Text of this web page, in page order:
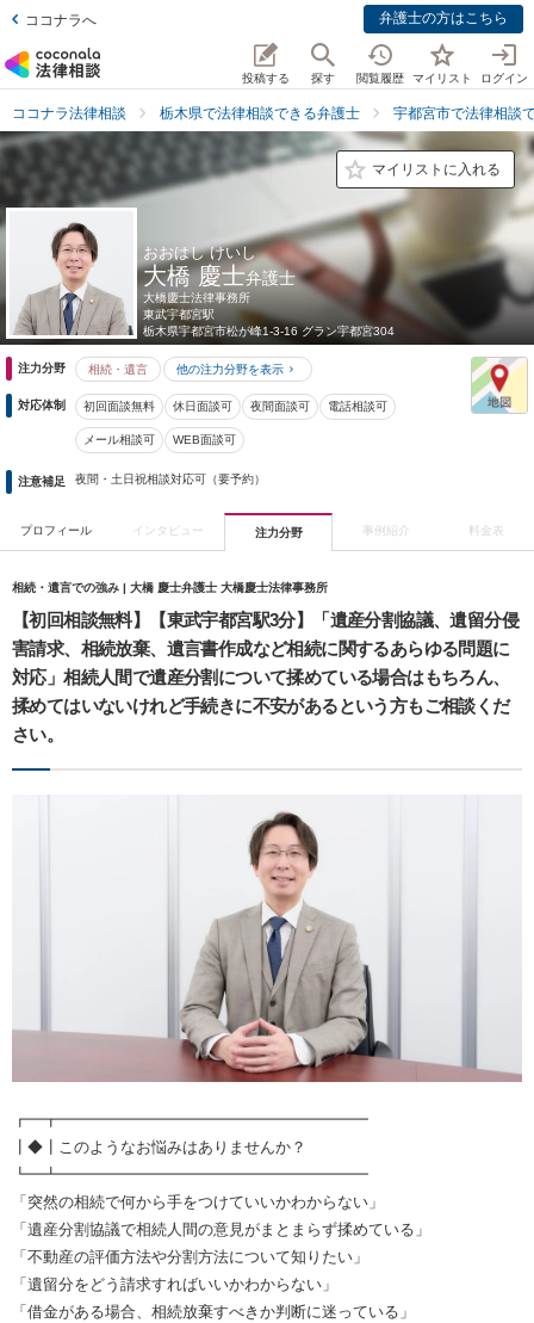
ココナラへ 弁護士の方はこちら
投稿する 探す 閲覧履歴 マイリスト ログイン
ココナラ法律相談 栃木県で法律相談できる弁護士 宇都宮市で法律相談
マイリストに入れる
おおはし けいし
大橋 慶士弁護士
大橋慶士法律事務所
東武宇都宮駅
栃木県宇都宮市松が峰1-3-16 グラン宇都宮304
注力分野 相続・遺言 他の注力分野を表示
対応体制 初回面談無料 休日面談可 夜間面談可 電話相談可
メール相談可 WEB面談可
注意補足 夜間・土日祝相談対応可（要予約）
プロフィール インタビュー 注力分野 事例紹介 料金表
相続・遺言での強み | 大橋 慶士弁護士 大橋慶士法律事務所
【初回相談無料】【東武宇都宮駅3分】「遺産分割協議、遺留分侵
害請求、相続放棄、遺言書作成など相続に関するあらゆる問題に
対応」相続人間で遺産分割について揉めている場合はもちろん、
揉めてはいないけれど手続きに不安があるという方もご相談くだ
さい。
┏━┳━━━━━━━━━━━━━━━━━━━━
┃◆┃このようなお悩みはありませんか？
┗━┻━━━━━━━━━━━━━━━━━━━━
「突然の相続で何から手をつけていいかわからない」
「遺産分割協議で相続人間の意見がまとまらず揉めている」
「不動産の評価方法や分割方法について知りたい」
「遺留分をどう請求すればいいかわからない」
「借金がある場合、相続放棄すべきか判断に迷っている」